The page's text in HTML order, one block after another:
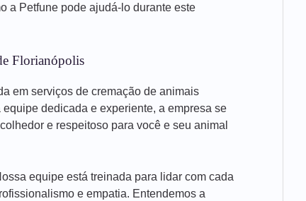
a Petfune pode ajudá-lo durante este
Florianópolis
em serviços de cremação de animais
dedicada e experiente, a empresa se
e respeitoso para você e seu animal
equipe está treinada para lidar com cada
e empatia. Entendemos a